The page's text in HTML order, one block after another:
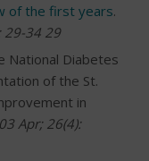
of the first years.
29-34 29
National Diabetes
of the St.
in
Apr; 26(4):